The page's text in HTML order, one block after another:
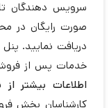
سرویس دهندگان
صورت رایگان در
خدمات پس از
اطلاعات بیشتر
کارشناسان بخش